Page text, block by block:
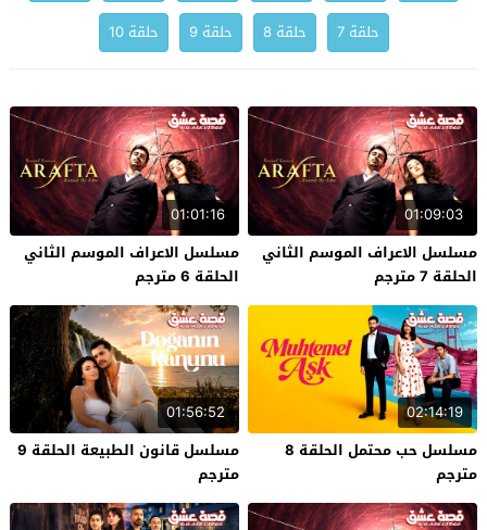
حلقة 7
حلقة 8 حلقة 9 حلقة 10
01:09:03
مسلسل الاعراف الموسم الثاني
الحلقة 7 مترجم
01:01:16
مسلسل الاعراف الموسم الثاني
الحلقة 6 مترجم
02:14:19
مسلسل حب محتمل الحلقة 8
مترجم
01:56:52
مسلسل قانون الطبيعة الحلقة 9
مترجم